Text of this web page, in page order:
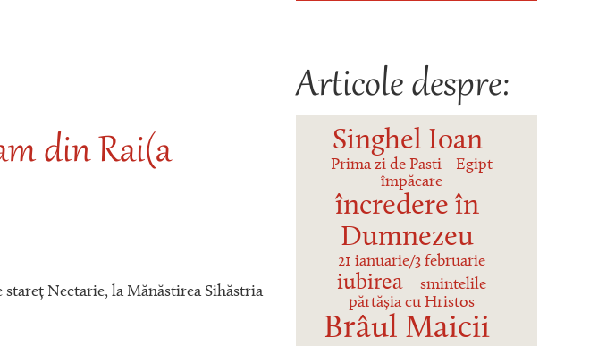
din Rai(a
Nectarie, la Mănăstirea Sihăstria
Articole despre:
Singhel Ioan
Prima zi de Pasti
Egipt
împăcare
încredere în
Dumnezeu
21 ianuarie/3 februarie
iubirea
smintelile
părtășia cu Hristos
Brâul Maicii